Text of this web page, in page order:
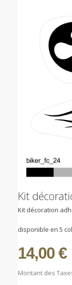
Kit
Kit décoration
disponible en 5
14,00 €
Montant des